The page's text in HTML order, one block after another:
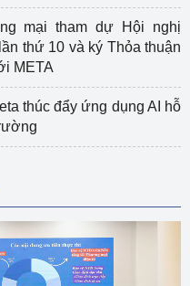
mại tham dự Hội nghị
thứ 10 và ký Thỏa thuận
META
thúc đẩy ứng dụng AI hỗ